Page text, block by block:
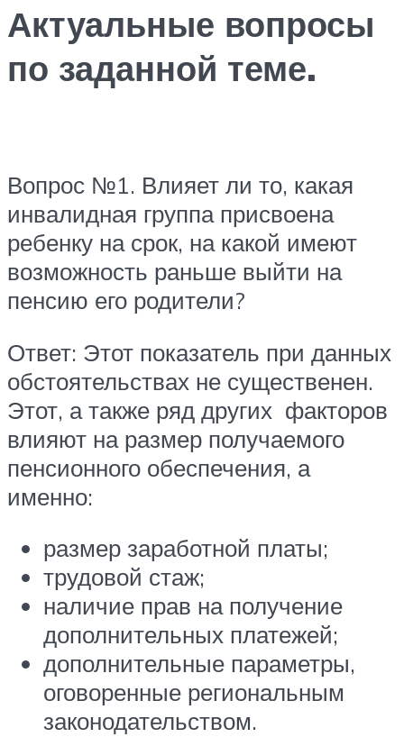
Актуальные вопросы
по заданной теме.
Вопрос №1. Влияет ли то, какая
инвалидная группа присвоена
ребенку на срок, на какой имеют
возможность раньше выйти на
пенсию его родители?
Ответ: Этот показатель при данных
обстоятельствах не существенен.
Этот, а также ряд других факторов
влияют на размер получаемого
пенсионного обеспечения, а
именно:
размер заработной платы;
трудовой стаж;
наличие прав на получение
дополнительных платежей;
дополнительные параметры,
оговоренные региональным
законодательством.